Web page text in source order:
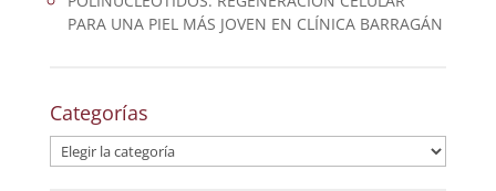
PARA UNA PIEL MÁS JOVEN EN CLÍNICA BARRAGÁN
Categorías
Categorías